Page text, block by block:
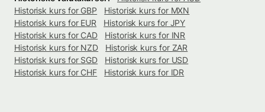
Historisk kurs for GBP
Historisk kurs for MXN
Historisk kurs for EUR
Historisk kurs for JPY
Historisk kurs for CAD
Historisk kurs for INR
Historisk kurs for NZD
Historisk kurs for ZAR
Historisk kurs for SGD
Historisk kurs for USD
Historisk kurs for CHF
Historisk kurs for IDR